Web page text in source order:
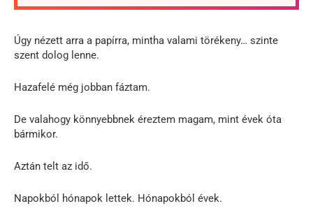
Úgy nézett arra a papírra, mintha valami törékeny… szinte
szent dolog lenne.
Hazafelé még jobban fáztam.
De valahogy könnyebbnek éreztem magam, mint évek óta
bármikor.
Aztán telt az idő.
Napokból hónapok lettek. Hónapokból évek.